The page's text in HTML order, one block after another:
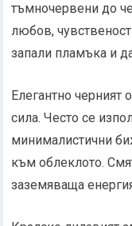
тъмночервени до
любов,
запали пламъка и
Елегантно черният
сила. Често се
минималистични
към облеклото.
заземяваща